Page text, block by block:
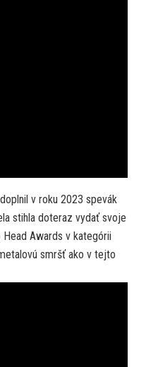
v roku 2023 spevák
stihla doteraz vydať svoje
Head Awards v kategórii
smršť ako v tejto